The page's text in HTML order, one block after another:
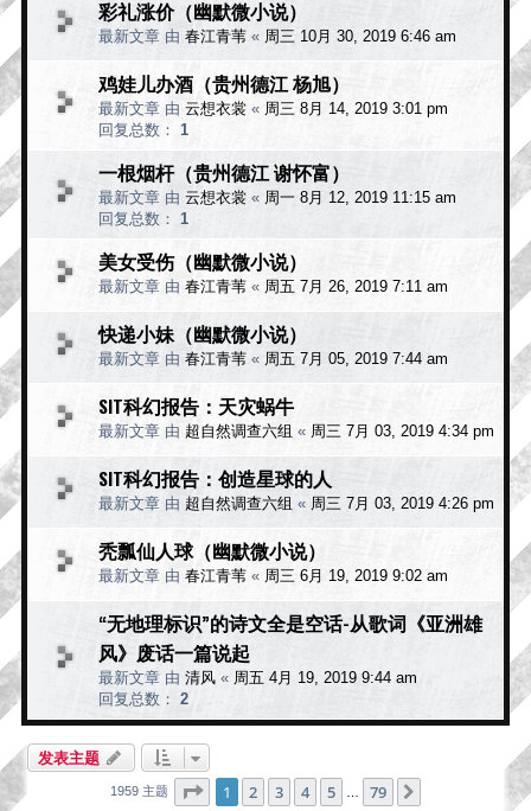
彩礼涨价（幽默微小说）
最新文章 由 春江青苇 « 周三 10月 30, 2019 6:46 am
鸡娃儿办酒（贵州德江 杨旭）
最新文章 由 云想衣裳 « 周三 8月 14, 2019 3:01 pm
回复总数： 1
一根烟杆（贵州德江 谢怀富）
最新文章 由 云想衣裳 « 周一 8月 12, 2019 11:15 am
回复总数： 1
美女受伤（幽默微小说）
最新文章 由 春江青苇 « 周五 7月 26, 2019 7:11 am
快递小妹（幽默微小说）
最新文章 由 春江青苇 « 周五 7月 05, 2019 7:44 am
SIT科幻报告：天灾蜗牛
最新文章 由 超自然调查六组 « 周三 7月 03, 2019 4:34 pm
SIT科幻报告：创造星球的人
最新文章 由 超自然调查六组 « 周三 7月 03, 2019 4:26 pm
秃瓢仙人球（幽默微小说）
最新文章 由 春江青苇 « 周三 6月 19, 2019 9:02 am
“无地理标识”的诗文全是空话-从歌词《亚洲雄
风》废话一篇说起
最新文章 由 清风 « 周五 4月 19, 2019 9:44 am
回复总数： 2
发表主题
1959 主题 分页：1 79
1 2 3 4 5 79